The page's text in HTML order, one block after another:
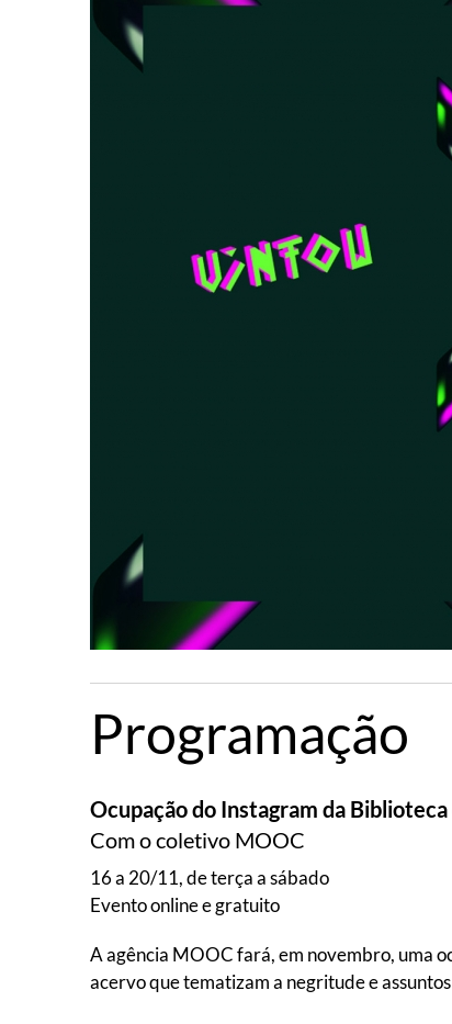
Programação
Ocupação do Instagram da
Com o coletivo MOOC
16 a 20/11, de terça a sábado
Evento online e gratuito
A agência MOOC fará, em novembro, uma
acervo que tematizam a negritude e